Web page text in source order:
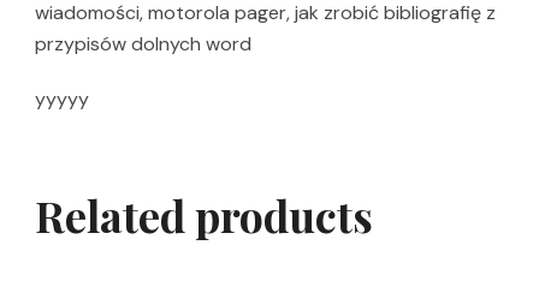
wiadomości, motorola pager, jak zrobić bibliografię z
przypisów dolnych word
yyyyy
Related products